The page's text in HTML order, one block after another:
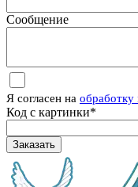
Сообщение
Я согласен на
Код с картинки*
Заказать